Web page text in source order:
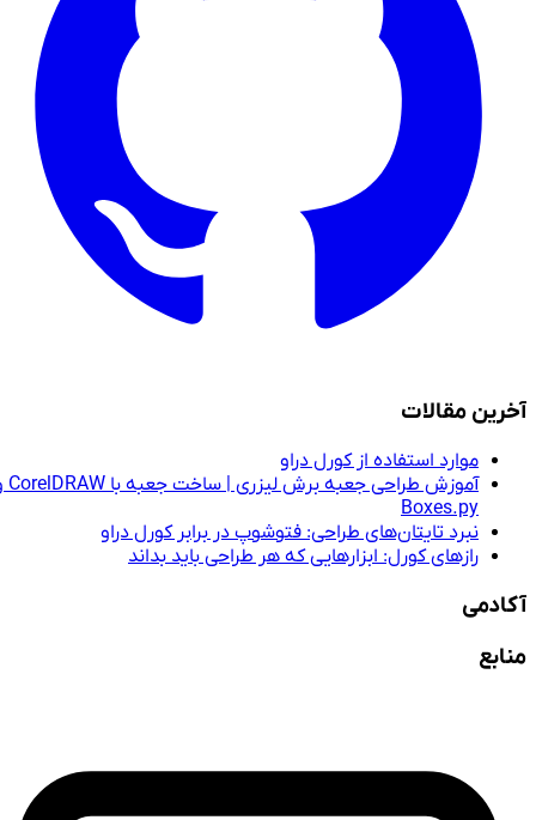
آخرین مقالات
موارد استفاده از کورل دراو
آموزش طراحی جعبه برش لیزری | ساخت جعبه با CorelDRAW و
Boxes.py
نبرد تایتان‌های طراحی: فتوشوپ در برابر کورل دراو
رازهای کورل: ابزارهایی که هر طراحی باید بداند
آکادمی
منابع